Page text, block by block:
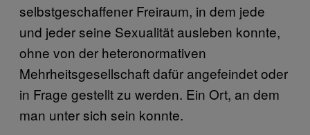
selbstgeschaffener Freiraum, in dem jede
und jeder seine Sexualität ausleben konnte,
ohne von der heteronormativen
Mehrheitsgesellschaft dafür angefeindet oder
in Frage gestellt zu werden. Ein Ort, an dem
man unter sich sein konnte.